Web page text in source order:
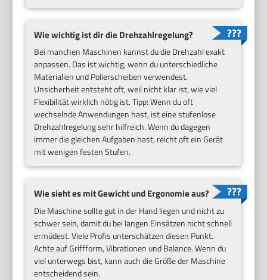
Wie wichtig ist dir die Drehzahlregelung?
Bei manchen Maschinen kannst du die Drehzahl exakt
anpassen. Das ist wichtig, wenn du unterschiedliche
Materialien und Polierscheiben verwendest.
Unsicherheit entsteht oft, weil nicht klar ist, wie viel
Flexibilität wirklich nötig ist. Tipp: Wenn du oft
wechselnde Anwendungen hast, ist eine stufenlose
Drehzahlregelung sehr hilfreich. Wenn du dagegen
immer die gleichen Aufgaben hast, reicht oft ein Gerät
mit wenigen festen Stufen.
Wie sieht es mit Gewicht und Ergonomie aus?
Die Maschine sollte gut in der Hand liegen und nicht zu
schwer sein, damit du bei langen Einsätzen nicht schnell
ermüdest. Viele Profis unterschätzen diesen Punkt.
Achte auf Griffform, Vibrationen und Balance. Wenn du
viel unterwegs bist, kann auch die Größe der Maschine
entscheidend sein.